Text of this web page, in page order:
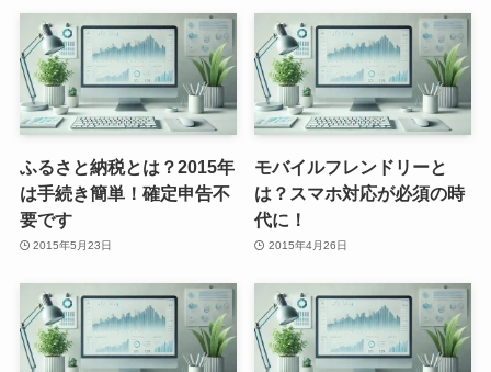
ふるさと納税とは？2015年
は手続き簡単！確定申告不
要です
2015年5月23日
モバイルフレンドリーと
は？スマホ対応が必須の時
代に！
2015年4月26日